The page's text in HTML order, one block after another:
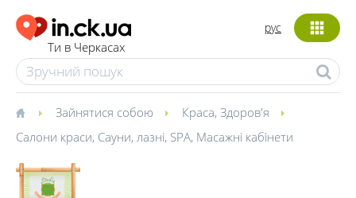
Ти в Черкасах
рус
Зайнятися собою Краса, Здоров'я
Салони краси, Сауни, лазні, SPA, Масажні кабінети